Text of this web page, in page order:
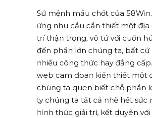
Sứ mệnh mấu chốt của
ứng nhu cầu cần thiết một địa
trí thận trọng, vô tứ với cuốn
đến phần lớn chúng ta, bất cứ
nhiều công thức hay đẳng
web cam đoan kiến thiết một
chúng ta quen biết chỗ phần
ty chúng ta tất cả nhẽ hết sức
hình thức giải trí, kết duyên